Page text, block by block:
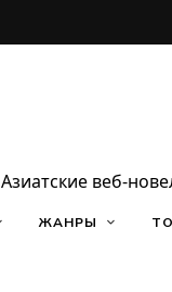
Азиатские веб-
ЖАНРЫ